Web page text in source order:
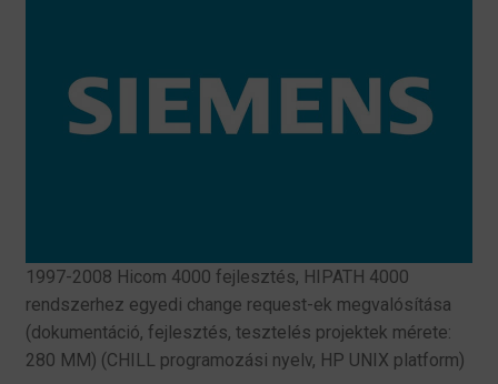
1997-2008 Hicom 4000 fejlesztés, HIPATH 4000
rendszerhez egyedi change request-ek megvalósítása
(dokumentáció, fejlesztés, tesztelés projektek mérete:
280 MM) (CHILL programozási nyelv, HP UNIX platform)